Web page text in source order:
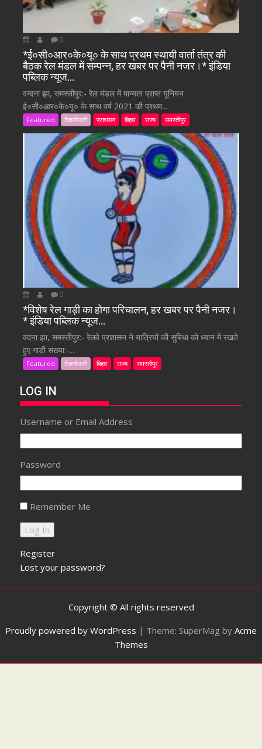
0
*ई०सी०आर०के०यू० के साथ प्रथम स्थायी वार्ता तंत्र की
बैठक रेल मंडल में सम्पन्न, हर खबर पर पैनी नजर।* इंडिया
पब्लिक न्यूज…
वन्दना झा, समस्तीपुर:- रेल मंडल में मान्यता प्राप्त यूनियन
ई०सी०आर०के०यू० के साथ वर्ष 2021 की प्रथम...
Featured टैकनोलजी प्रशासन बिहार राज्य समस्तीपुर
0
*विशेष रेल गाड़ी का होगा परिचालन, हर खबर पर पैनी नजर।
* इंडिया पब्लिक न्यूज…
वंदना झा, समस्तीपुर:- रेलवे प्रशासन ने यात्रियों की सुबिधा को ध्यान में रखते
हुए गाड़ी संख्या:-...
Featured टैकनोलजी बिहार राज्य समस्तीपुर
LOG IN
Username or Email Address
Password
Remember Me
Register
Lost your password?
Copyright © All rights reserved
Proudly powered by WordPress | Theme: SuperMag by Acme
Themes